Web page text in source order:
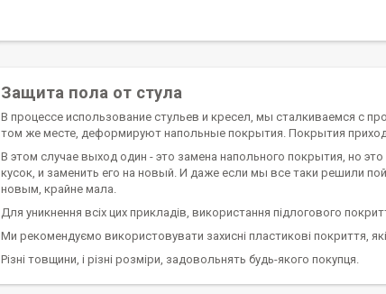
Защита пола от стула
В процессе использование стульев и кресел, мы сталкиваемся с
том же месте, деформируют напольные покрытия. Покрытия
В этом случае выход один - это замена напольного покрытия, но
кусок, и заменить его на новый. И даже если мы все таки решили
новым, крайне мала.
Для уникнення всіх цих прикладів, використання підлогового
Ми рекомендуємо використовувати захисні пластикові покриття,
Різні товщини, і різні розміри, задовольнять будь-якого покупця.